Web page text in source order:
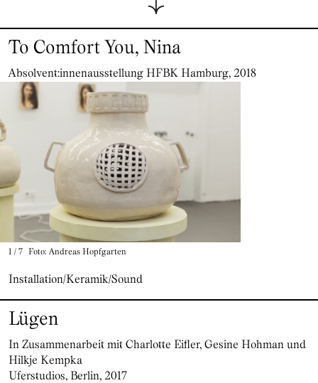
To Comfort You, Nina
Absolvent:innenausstellung HFBK Hamburg, 2018
Foto: Andreas Hopfgarten
1 / 7
Installation/Keramik/Sound
Lügen
In Zusammenarbeit mit Charlotte Eifler, Gesine Hohman und
Hilkje Kempka
Uferstudios, Berlin, 2017